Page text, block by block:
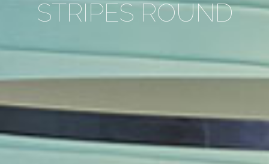
STRIPES ROUND